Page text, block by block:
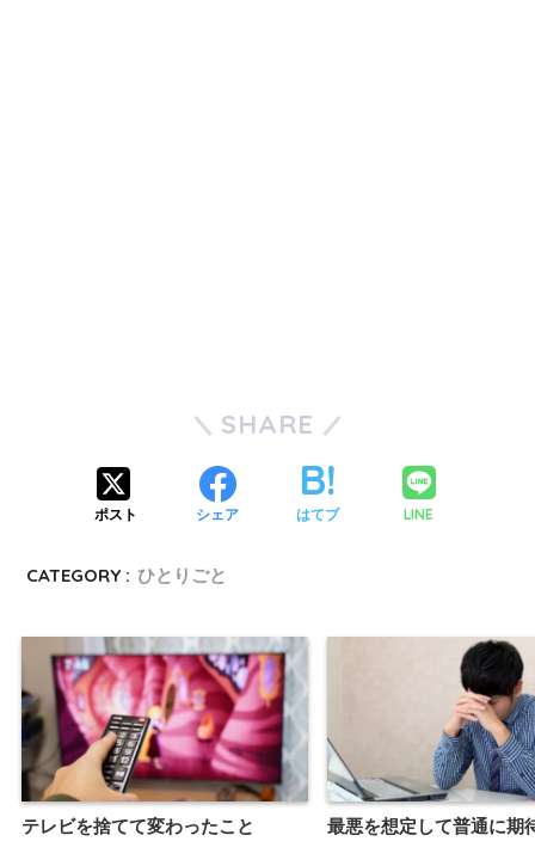
SHARE
ポスト シェア はてブ LINE
CATEGORY : ひとりごと
テレビを捨てて変わったこと 最悪を想定して普通に期